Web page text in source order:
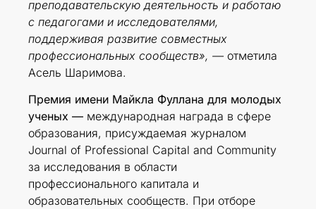
преподавательскую деятельность и работаю
с педагогами и исследователями,
поддерживая развитие совместных
профессиональных сообществ», — отметила
Асель Шаримова.
Премия имени Майкла Фуллана для молодых
ученых — международная награда в сфере
образования, присуждаемая журналом
Journal of Professional Capital and Community
за исследования в области
профессионального капитала и
образовательных сообществ. При отборе